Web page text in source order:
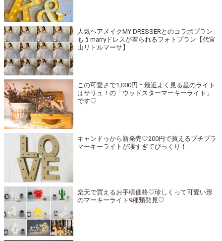
人気ヘアメイクMY DRESSERとのコラボプラン
も💄marryドレスが着られるフォトプラン【代官
山リトルマーサ】
この可愛さで1,000円＊最近よく見る星のライト
はサリュ！の「ウッドスターマーキーライト」
です♡
キャンドゥから新発売♡200円で買えるプチプラ
マーキーライトが凄すぎてびっくり！
楽天で買えるお手頃価格♡珍しくって可愛い形
のマーキーライト9種類発見♡